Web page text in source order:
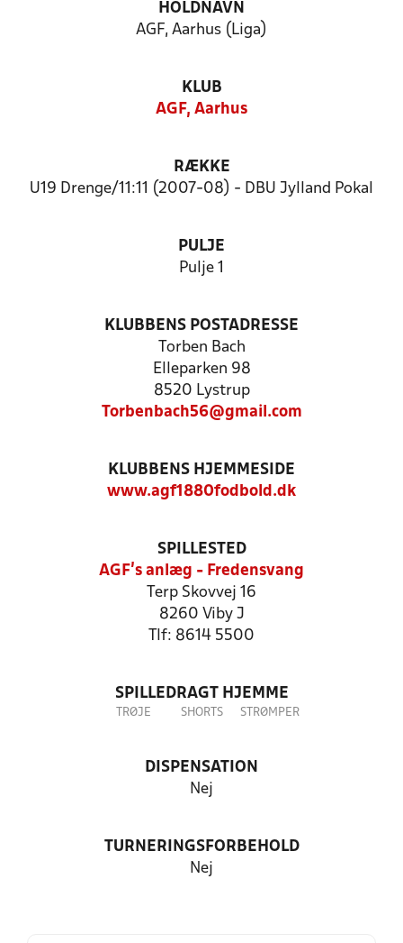
HOLDNAVN
AGF, Aarhus (Liga)
KLUB
AGF, Aarhus
RÆKKE
U19 Drenge/11:11 (2007-08) - DBU Jylland Pokal
PULJE
Pulje 1
KLUBBENS POSTADRESSE
Torben Bach
Elleparken 98
8520 Lystrup
Torbenbach56@gmail.com
KLUBBENS HJEMMESIDE
www.agf1880fodbold.dk
SPILLESTED
AGF's anlæg - Fredensvang
Terp Skovvej 16
8260 Viby J
Tlf: 8614 5500
SPILLEDRAGT HJEMME
TRØJE SHORTS STRØMPER
DISPENSATION
Nej
TURNERINGSFORBEHOLD
Nej